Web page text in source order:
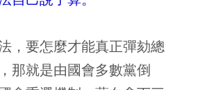
，要怎麼才能真正彈劾總
那就是由國會多數黨倒